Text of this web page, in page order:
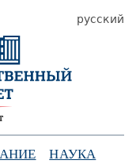
НАУКА
русский